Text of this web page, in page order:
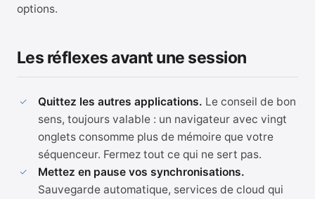
options.
Les réflexes avant une session
Quittez les autres applications. Le conseil de bon
sens, toujours valable : un navigateur avec vingt
onglets consomme plus de mémoire que votre
séquenceur. Fermez tout ce qui ne sert pas.
Mettez en pause vos synchronisations.
Sauvegarde automatique, services de cloud qui